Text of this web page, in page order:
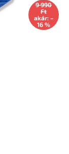
9 990
Ft
akár: –
16 %